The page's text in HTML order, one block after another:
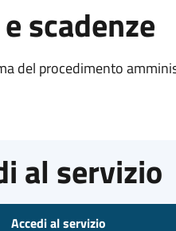
scadenze
del procedimento
al servizio
Accedi al servizio